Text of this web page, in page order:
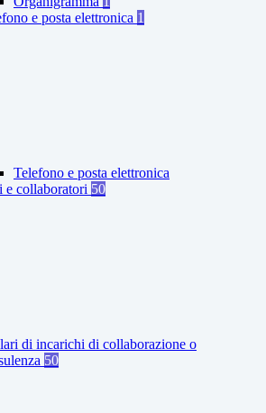
e posta elettronica 1
Telefono e posta elettronica
e collaboratori 50
di incarichi di collaborazione o
50